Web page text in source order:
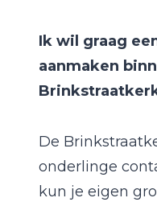
Ik wil graag
aanmaken
De
onderlinge
kun je eigen